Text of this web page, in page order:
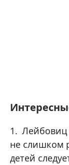
Лейбовиц
не слишком
детей